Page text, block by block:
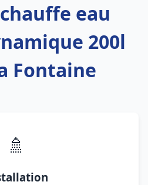
eau
200l
Fontaine
🚿